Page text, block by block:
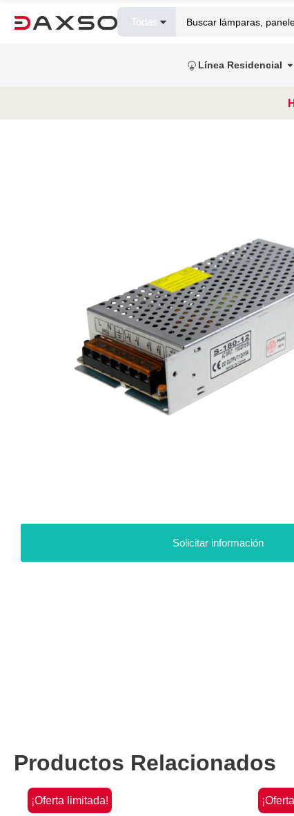
Todas
Línea Residencial
Solicitar información
Productos Relacionados
¡Oferta limitada!